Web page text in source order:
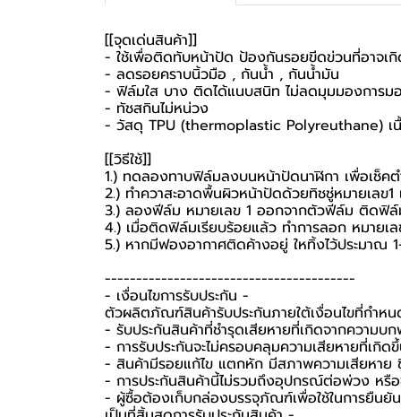
[[จุดเด่นสินค้า]]
- ใช้เพื่อติดทับหน้าปัด ป้องกันรอยขีดข่วนที่อาจเกิ
- ลดรอยคราบนิ้วมือ , กันน้ำ , กันน้ำมัน
- ฟิล์มใส บาง ติดได้แนบสนิท ไม่ลดมุมมองการม
- ทัชสกินไม่หน่วง
- วัสดุ TPU (thermoplastic Polyreuthane) เ
[[วิธีใช้]]
1.) ทดลองทาบฟิล์มลงบนหน้าปัดนาฬิกา เพื่อเช็
2.) ทำควาสะอาดพื้นผิวหน้าปัดด้วยทิชชู่หมายเลข
3.) ลองฟีล์ม หมายเลข 1 ออกจากตัวฟีล์ม ติดฟิล์
4.) เมื่อติดฟิล์มเรียบร้อยแล้ว ทำการลอก หมาย
5.) หากมีฟองอากาศติดค้างอยู่ ใหทิ้งไว้ประมาณ
----------------------------------------
-️ เงื่อนไขการรับประกัน -️
ตัวผลิตภัณฑ์สินค้ารับประกันภายใต้เงื่อนไขที่กำหน
- รับประกันสินค้าที่ชำรุดเสียหายที่เกิดจากความบ
- การรับประกันจะไม่ครอบคลุมความเสียหายที่เกิ
- สินค้ามีรอยแก้ไข แตกหัก มีสภาพความเสียหา
- การประกันสินค้านี้ไม่รวมถึงอุปกรณ์ต่อพ่วง หรื
-️ ผู้ซื้อต้องเก็บกล่องบรรจุภัณฑ์เพื่อใช้ในการยืนยั